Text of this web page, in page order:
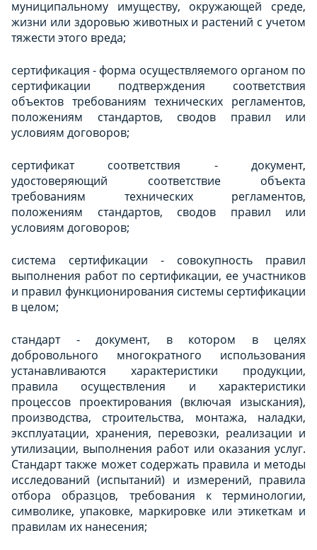
муниципальному имуществу, окружающей среде,
жизни или здоровью животных и растений с учетом
тяжести этого вреда;
сертификация - форма осуществляемого органом по
сертификации подтверждения соответствия
объектов требованиям технических регламентов,
положениям стандартов, сводов правил или
условиям договоров;
сертификат соответствия - документ,
удостоверяющий соответствие объекта
требованиям технических регламентов,
положениям стандартов, сводов правил или
условиям договоров;
система сертификации - совокупность правил
выполнения работ по сертификации, ее участников
и правил функционирования системы сертификации
в целом;
стандарт - документ, в котором в целях
добровольного многократного использования
устанавливаются характеристики продукции,
правила осуществления и характеристики
процессов проектирования (включая изыскания),
производства, строительства, монтажа, наладки,
эксплуатации, хранения, перевозки, реализации и
утилизации, выполнения работ или оказания услуг.
Стандарт также может содержать правила и методы
исследований (испытаний) и измерений, правила
отбора образцов, требования к терминологии,
символике, упаковке, маркировке или этикеткам и
правилам их нанесения;